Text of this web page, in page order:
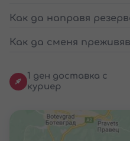
Как да направя
Как да сменя
1 ден доставка с
куриер